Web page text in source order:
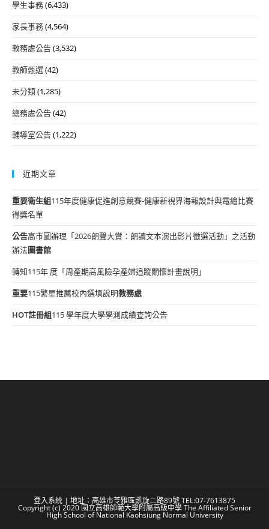
學生事務(6,433)
家長事務(4,564)
教務處公告(3,532)
教師甄選(42)
未分類(1,285)
總務處公告(42)
輔導室公告(1,222)
近期文章
重要衛生組115年度健康促進創意競賽-健康新視界海報設計與電繪比賽
得獎名單
公告高市圖辦理「2026朗聲大賞：朗讀文本演出影片徵選活動」之活動
辦法圖書館
轉知115年 度「周產期高風險孕產婦追蹤關懷計畫說明」
重要115繁星推薦校內選填說明教務處
HOT註冊組115 學年度大學學測成績查詢公告
登入系統 | 地址：高雄市苓雅區凱旋二路89號 TEL:07-7613875
Copyright (c) 2020 國立高雄師範大學附屬高級中學 The Affiliated Senior
High School of National Kaohsiung Normal University